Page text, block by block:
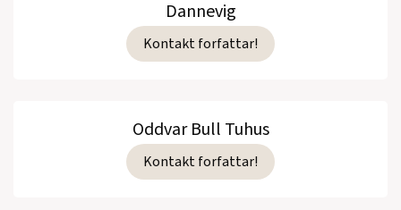
Dannevig
Kontakt forfattar!
Oddvar Bull Tuhus
Kontakt forfattar!